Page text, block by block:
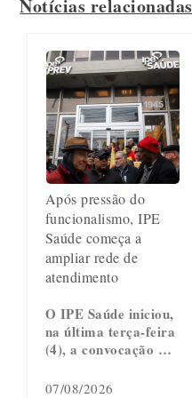
Notícias relacionadas
Após pressão do
funcionalismo, IPE
Saúde começa a
ampliar rede de
atendimento
O IPE Saúde iniciou,
na última terça-feira
(4), a convocação …
07/08/2026